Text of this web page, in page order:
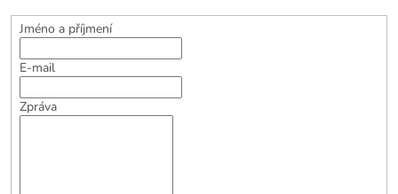
Jméno a příjmení
E-mail
Zpráva